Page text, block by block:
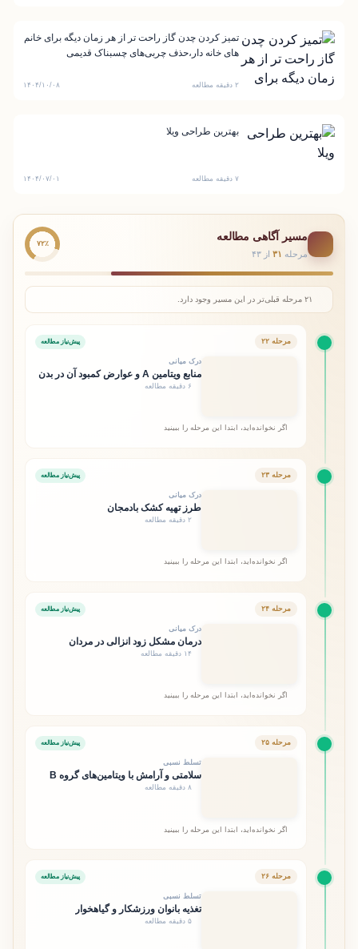
تمیز کردن چدن گاز راحت تر از هر زمان دیگه برای خانم
های خانه دار،حذف چربی‌های چسبناک قدیمی
۲ دقیقه مطالعه ۱۴۰۴/۱۰/۰۸
بهترین طراحی ویلا
۷ دقیقه مطالعه ۱۴۰۴/۰۷/۰۱
مسیر آگاهی مطالعه
مرحله ۳۱ از ۴۳
۷۲٪
۲۱ مرحله قبلی‌تر در این مسیر وجود دارد.
مرحله ۲۲ پیش‌نیاز مطالعه
درک میانی
منابع ویتامین A و عوارض کمبود آن در بدن
۶ دقیقه مطالعه
اگر نخوانده‌اید، ابتدا این مرحله را ببینید
مرحله ۲۳ پیش‌نیاز مطالعه
درک میانی
طرز تهیه کشک بادمجان
۲ دقیقه مطالعه
اگر نخوانده‌اید، ابتدا این مرحله را ببینید
مرحله ۲۴ پیش‌نیاز مطالعه
درک میانی
درمان مشکل زود انزالی در مردان
۱۴ دقیقه مطالعه
اگر نخوانده‌اید، ابتدا این مرحله را ببینید
مرحله ۲۵ پیش‌نیاز مطالعه
تسلط نسبی
سلامتی و آرامش با ویتامین‌های گروه B
۸ دقیقه مطالعه
اگر نخوانده‌اید، ابتدا این مرحله را ببینید
مرحله ۲۶ پیش‌نیاز مطالعه
تسلط نسبی
تغذیه بانوان ورزشکار و گیاهخوار
۵ دقیقه مطالعه